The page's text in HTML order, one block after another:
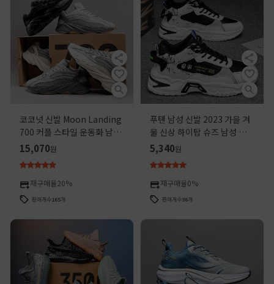
코코넛 신발 Moon Landing
700 커플 스타일 운동화 남성
용 가벼운 밑창 가죽 통기성 캐
주얼 아빠 신발 도매
15,070원
재구매율20%
판매개수165개
푸톈 남성 신발 2023 가을 겨
울 신상 하이탑 슈즈 남성 스포
츠 캐주얼 런닝화 남성용 런닝
화 아빠 스타일 트렌디 슈즈
5,340원
재구매율0%
판매개수36개